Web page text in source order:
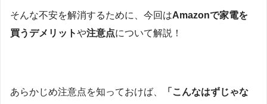
そんな不安を解消するために、今回はAmazonで家電を
買うデメリットや注意点について解説！
あらかじめ注意点を知っておけば、
「こんなはずじゃな